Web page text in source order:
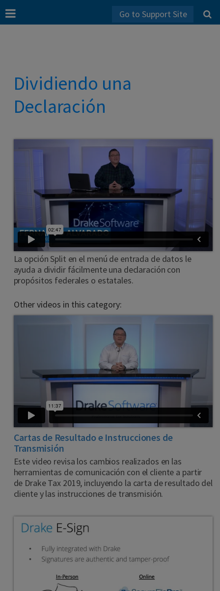
Go to Support Site
Dividiendo una
Declaración
La opción Split en el menú de entrada de datos le
ayuda a dividir fácilmente una declaración con
propósitos federales o estatales.
Other videos in this category:
Cartas de Resultado e Instrucciones de
Transmisión
Este video revisa los cambios realizados en las
herramientas de comunicación con el cliente a partir
de Drake Tax 2019, incluyendo la carta de resultado del
cliente y las instrucciones de transmisión.